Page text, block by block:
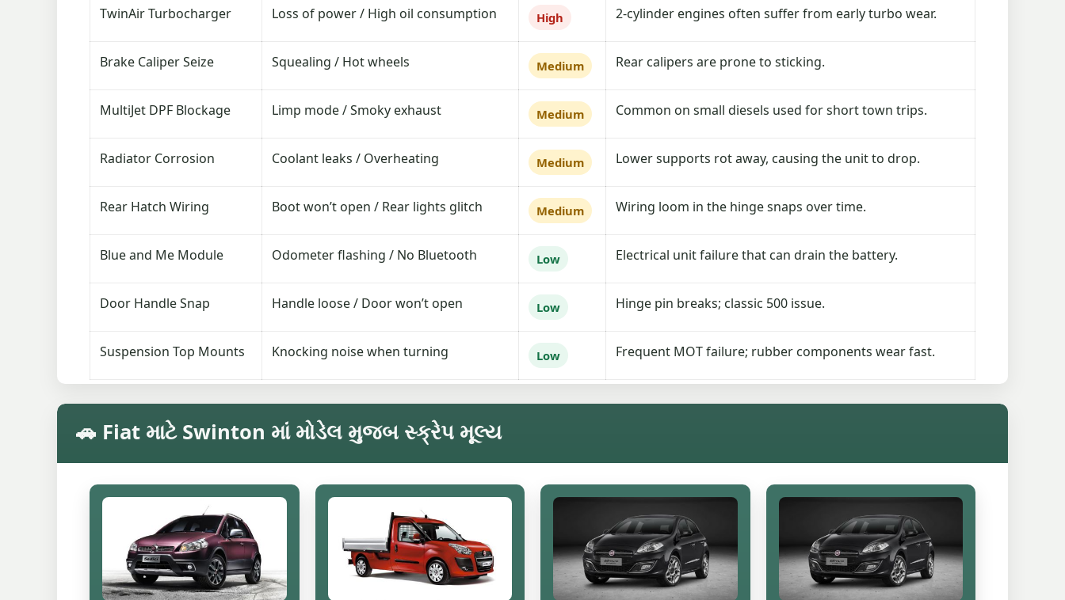
TwinAir Turbocharger Loss of power / High oil consumption High 2-cylinder engines often suffer from early turbo wear.
Brake Caliper Seize Squealing / Hot wheels Medium Rear calipers are prone to sticking.
MultiJet DPF Blockage Limp mode / Smoky exhaust Medium Common on small diesels used for short town trips.
Radiator Corrosion Coolant leaks / Overheating Medium Lower supports rot away, causing the unit to drop.
Rear Hatch Wiring Boot won’t open / Rear lights glitch Medium Wiring loom in the hinge snaps over time.
Blue and Me Module Odometer flashing / No Bluetooth Low Electrical unit failure that can drain the battery.
Door Handle Snap Handle loose / Door won’t open Low Hinge pin breaks; classic 500 issue.
Suspension Top Mounts Knocking noise when turning Low Frequent MOT failure; rubber components wear fast.
🚗 Fiat માટે Swinton માં મોડેલ મુજબ સ્ક્રેપ મૂલ્ય